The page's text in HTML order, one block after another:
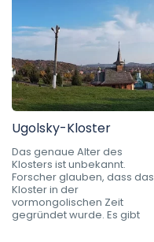
Ugolsky-Kloster
Das genaue Alter des
Klosters ist unbekannt.
Forscher glauben, dass das
Kloster in der
vormongolischen Zeit
gegründet wurde. Es gibt